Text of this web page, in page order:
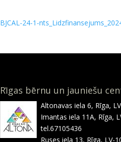
BJCAL-24-1-
Rīgas bērnu un jauniešu
Altonavas iela 6, Rīga,
Imantas iela 11A, Rīga,
tel.67105436
Ruses iela 13, Rīga, LV-